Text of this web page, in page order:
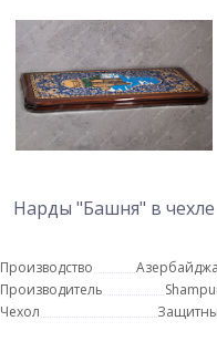
Нарды "Башня" в чехле
Производство
Производитель
Чехол